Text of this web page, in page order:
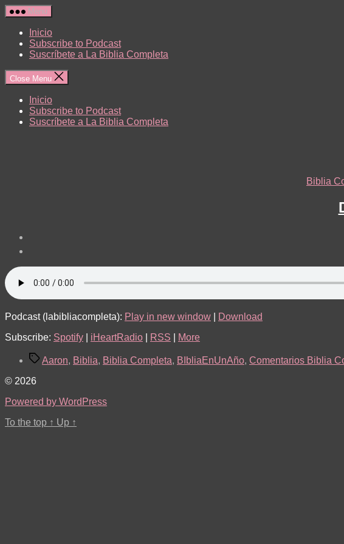
Skip
to
content
Menu
Inicio
Subscribe to Podcast
Suscríbete a La Biblia Completa
Close Menu
Inicio
Subscribe to Podcast
Suscríbete a La Biblia Completa
Biblia
Podcast (labibliacompleta): Play in new window
Download
Subscribe: Spotify iHeartRadio RSS
More
TagsAaron, Biblia, Biblia Completa, BIbliaEnUnAño, Comentarios Biblia
© 2026
Powered by WordPress
To the top ↑ Up ↑